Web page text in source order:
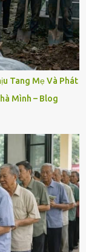
Tang Mẹ Và Phát
Mình – Blog